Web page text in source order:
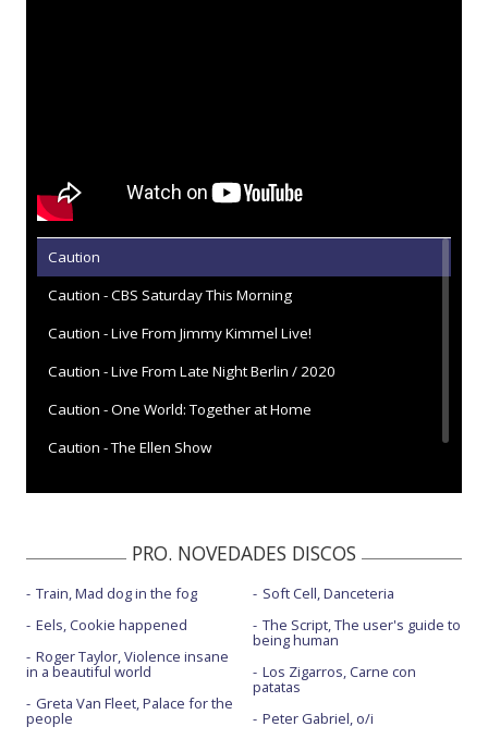
Caution
Caution - CBS Saturday This Morning
Caution - Live From Jimmy Kimmel Live!
Caution - Live From Late Night Berlin / 2020
Caution - One World: Together at Home
Caution - The Ellen Show
PRO. NOVEDADES DISCOS
Train, Mad dog in the fog
Eels, Cookie happened
Roger Taylor, Violence insane
in a beautiful world
Greta Van Fleet, Palace for the
people
Soft Cell, Danceteria
The Script, The user's guide to
being human
Los Zigarros, Carne con
patatas
Peter Gabriel, o/i